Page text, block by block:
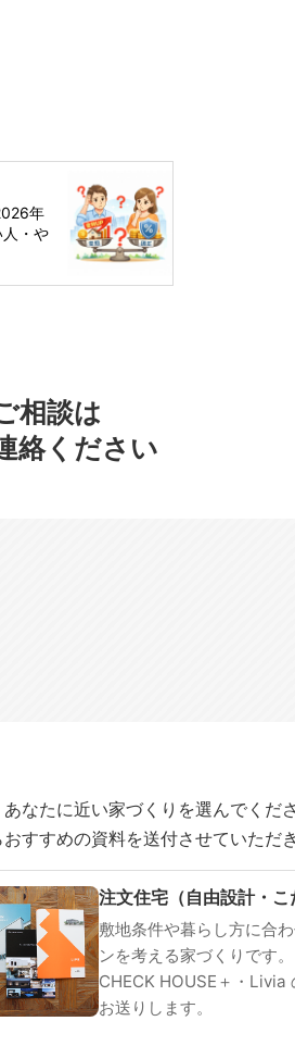
年
・や
相談は
絡ください
あなたに近い家づくりを選んでくださ
すすめの資料を送付させていただき
注文住宅（自由設計・こ
敷地条件や暮らし方に合
ンを考える家づくりです。
CHECK HOUSE＋・Livia
お送りします。